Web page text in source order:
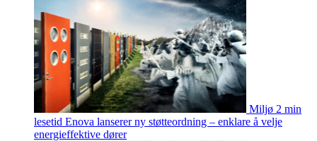
Miljø 2 min
lesetid Enova lanserer ny støtteordning – enklare å velje
energieffektive dører